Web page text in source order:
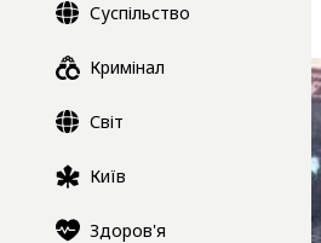
Суспільство
Кримінал
Світ
Київ
Здоров'я